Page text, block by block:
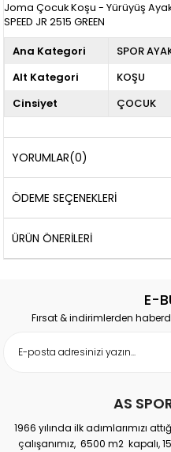
Joma Çocuk Koşu - Yürüyüş
SPEED JR 2515 GREEN
Ana Kategori
SPOR
Alt Kategori
KOŞU
Cinsiyet
ÇOCUK
YORUMLAR(0)
ÖDEME SEÇENEKLERI
ÜRÜN ÖNERILERI
E-
Fırsat & indirimlerden
AS
1966 yılında ilk adımlarımızı
çalışanımız, 6500 m2 kapalı,